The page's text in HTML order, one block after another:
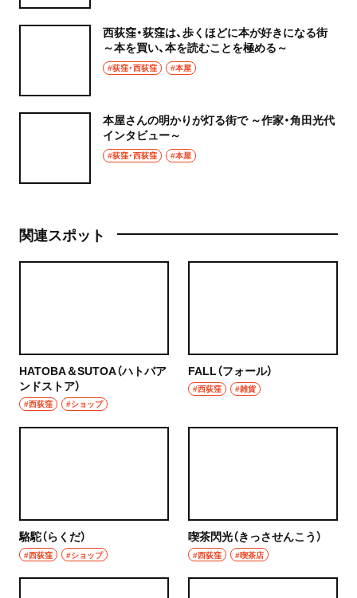
西荻窪・荻窪は、歩くほどに本が好きになる街
～本を買い、本を読むことを極める～
#荻窪・西荻窪 #本屋
本屋さんの明かりが灯る街で ～作家・角田光代
インタビュー～
#荻窪・西荻窪 #本屋
関連スポット
HATOBA＆SUTOA（ハトバア
ンドストア）
#西荻窪 #ショップ
FALL（フォール）
#西荻窪 #雑貨
駱駝（らくだ）
#西荻窪 #ショップ
喫茶閃光（きっさせんこう）
#西荻窪 #喫茶店